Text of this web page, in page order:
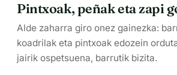
Pintxoak, peñak eta zapi
Alde zaharra giro onez gainezka:
koadrilak eta pintxoak edozein
jairik ospetsuena, barrutik bizita.